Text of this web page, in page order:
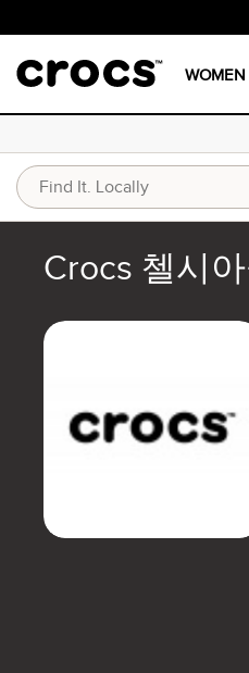
WOMEN
Crocs 첼시